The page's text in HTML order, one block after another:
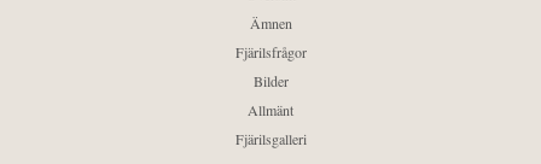
Ämnen
Fjärilsfrågor
Bilder
Allmänt
Fjärilsgalleri